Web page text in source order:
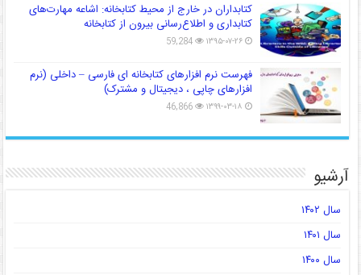
کتابداران در خارج از محیط کتابخانه: اشاعه مهارت‌های
کتابداری و اطلاع‌رسانی بیرون از کتابخانه
۱۳۹۵-۰۷-۲۶ 59,284
فهرست نرم افزارهای کتابخانه ای فارسی – داخلی (نرم
افزارهای چاپی ، دیجیتال و مشترک)
۱۳۹۹-۰۳-۱۸ 46,866
آرشیو
سال ۱۴۰۲
سال ۱۴۰۱
سال ۱۴۰۰